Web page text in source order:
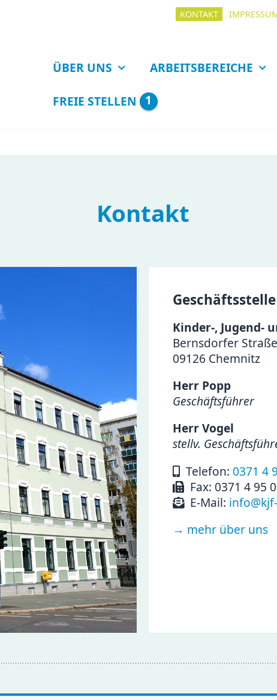
KONTAKT
ÜBER UNS ARBEITSBEREICHE
FREIE STELLEN 1
Kontakt
Geschäftsstelle
Kinder-, Jugend-
Bernsdorfer
09126 Chemnitz
Herr Popp
Geschäftsführer
Herr Vogel
stellv.
Telefon: 0371 4
Fax: 0371 4 95
E-Mail:
→ mehr über uns